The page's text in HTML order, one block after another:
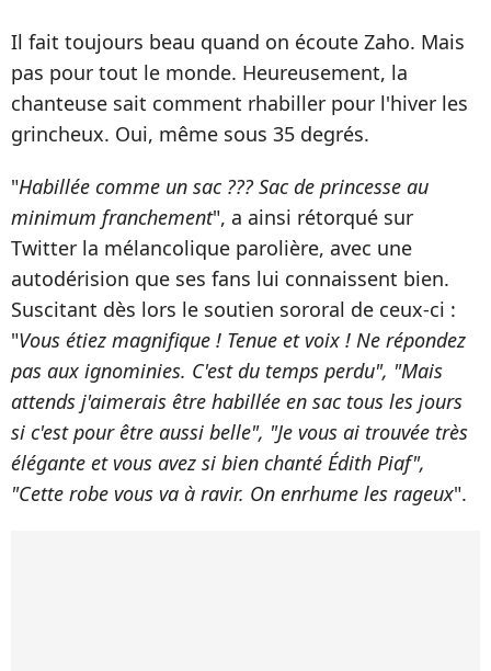
Il fait toujours beau quand on écoute Zaho. Mais
pas pour tout le monde. Heureusement, la
chanteuse sait comment rhabiller pour l'hiver les
grincheux. Oui, même sous 35 degrés.
"Habillée comme un sac ??? Sac de princesse au
minimum franchement", a ainsi rétorqué sur
Twitter la mélancolique parolière, avec une
autodérision que ses fans lui connaissent bien.
Suscitant dès lors le soutien sororal de ceux-ci :
"Vous étiez magnifique ! Tenue et voix ! Ne répondez
pas aux ignominies. C'est du temps perdu", "Mais
attends j'aimerais être habillée en sac tous les jours
si c'est pour être aussi belle", "Je vous ai trouvée très
élégante et vous avez si bien chanté Édith Piaf",
"Cette robe vous va à ravir. On enrhume les rageux".